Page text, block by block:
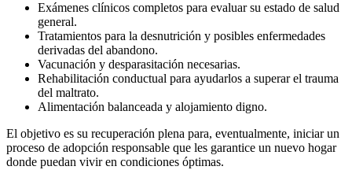
Exámenes clínicos completos para evaluar su estado de salud
general.
Tratamientos para la desnutrición y posibles enfermedades
derivadas del abandono.
Vacunación y desparasitación necesarias.
Rehabilitación conductual para ayudarlos a superar el trauma
del maltrato.
Alimentación balanceada y alojamiento digno.
El objetivo es su recuperación plena para, eventualmente, iniciar un
proceso de adopción responsable que les garantice un nuevo hogar
donde puedan vivir en condiciones óptimas.